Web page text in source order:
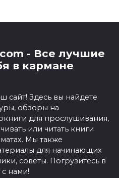
- Все лучшие
в кармане
сайт! Здесь вы найдете
обзоры на
для прослушивания,
или читать книги
Мы также
для начинающих
советы. Погрузитесь в
нами!